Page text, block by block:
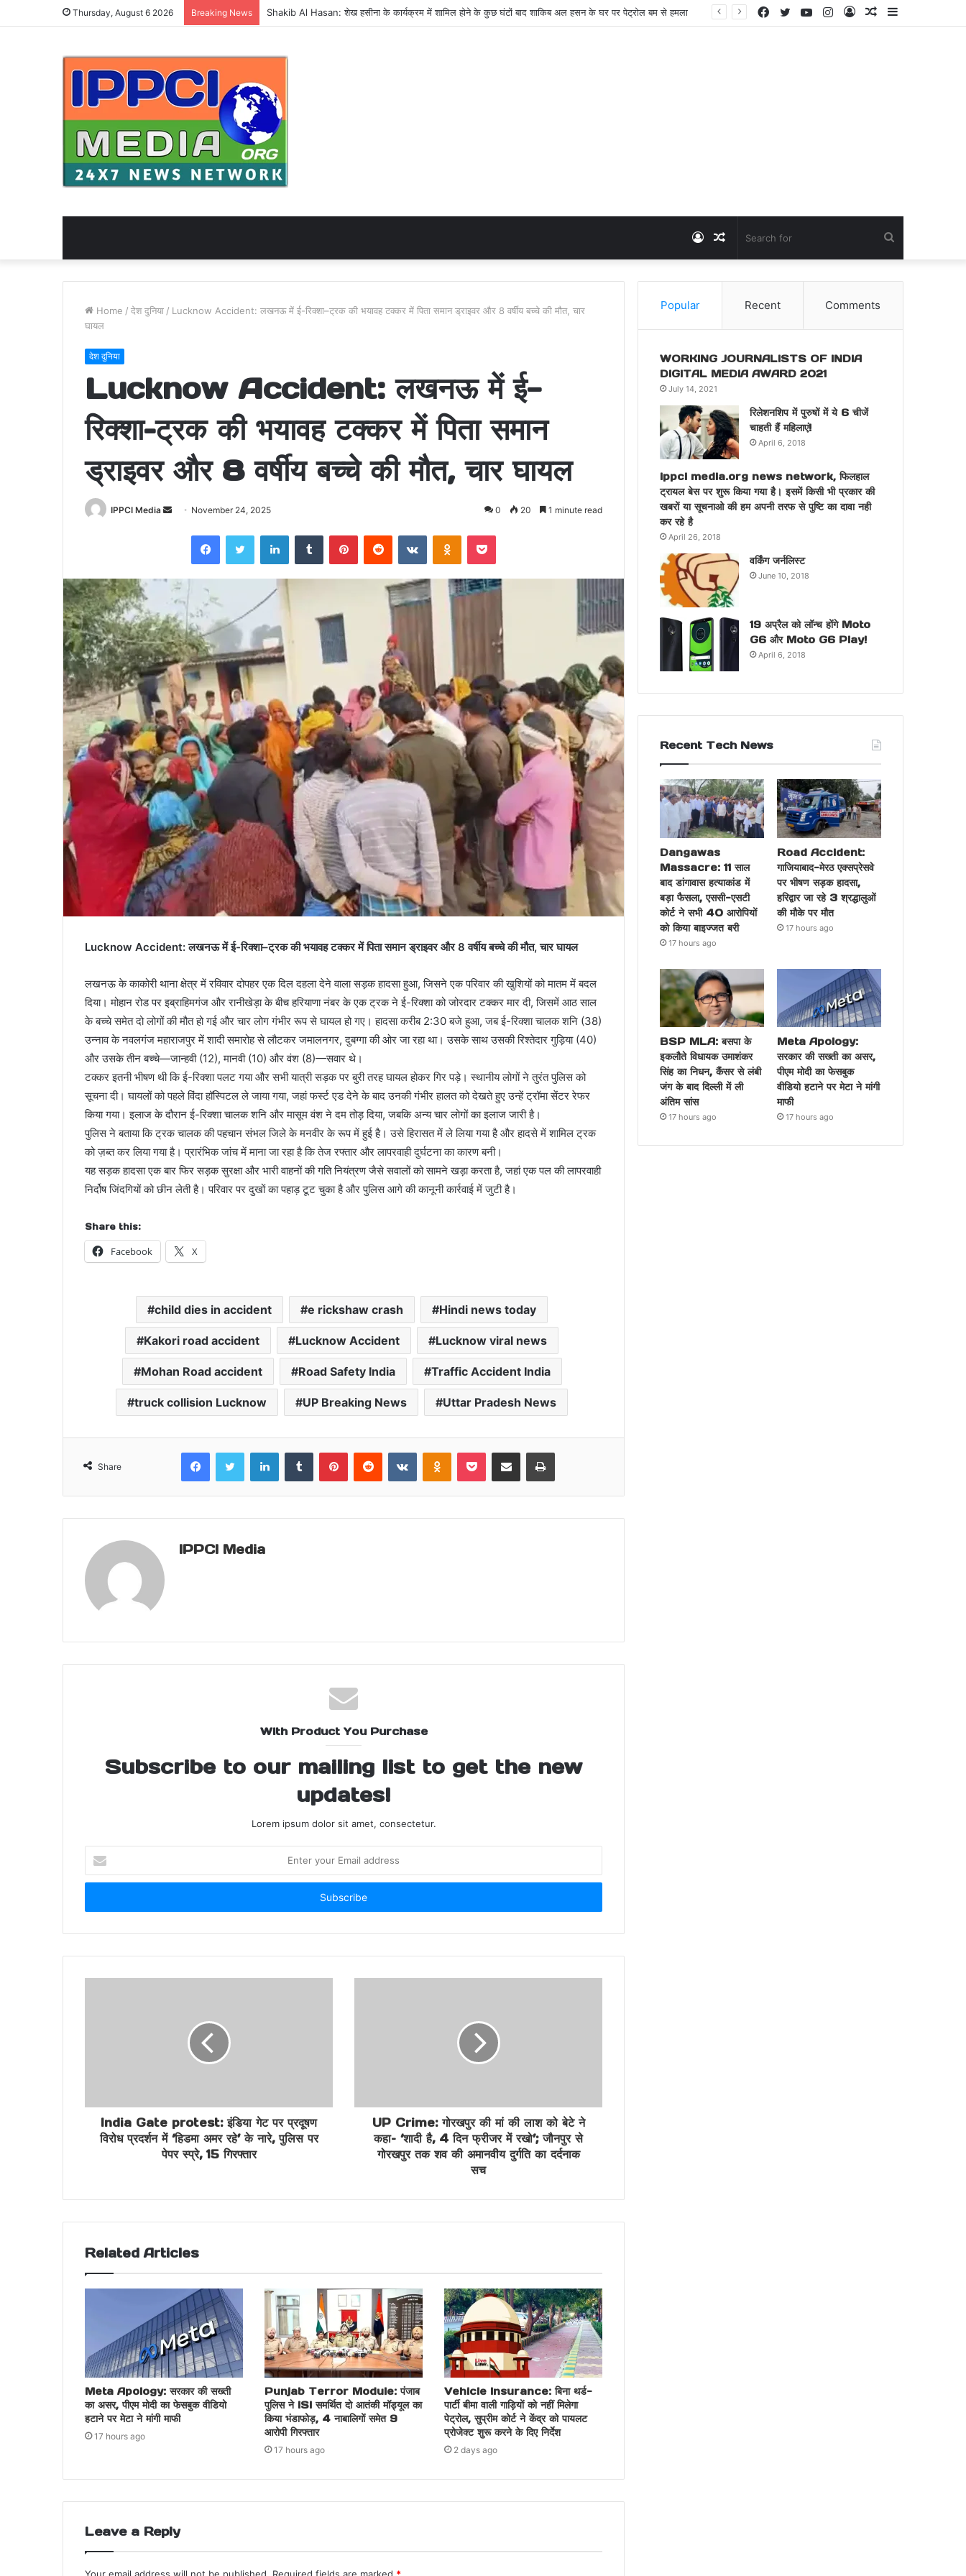
Thursday, August 6 2026 Breaking News Sidebar
Random
Log
Instagram
YouTube
Twitter
Facebook
for
Random
Article
Log
In
Home / देश दुनिया / Lucknow Accident: लखनऊ में ई-रिक्शा–ट्रक की भयावह टक्कर में पिता समान ड्राइवर और 8 वर्षीय बच्चे की मौत, चार
घायल
देश दुनिया
Lucknow Accident: लखनऊ में ई-
रिक्शा–ट्रक की भयावह टक्कर में पिता समान
ड्राइवर और 8 वर्षीय बच्चे की मौत, चार घायल
IPPCI Media
Send November 24, 2025 0 20 1 minute read
FacebookTwitter LinkedInTumblr PinterestReddit VKontakteOdnoklassniki
Pocket
Lucknow Accident: लखनऊ में ई-रिक्शा–ट्रक की भयावह टक्कर में पिता समान ड्राइवर और 8 वर्षीय बच्चे की मौत, चार घायल
लखनऊ के काकोरी थाना क्षेत्र में रविवार दोपहर एक दिल दहला देने वाला सड़क हादसा हुआ, जिसने एक परिवार की खुशियों को मातम में बदल
दिया। मोहान रोड पर इब्राहिमगंज और रानीखेड़ा के बीच हरियाणा नंबर के एक ट्रक ने ई-रिक्शा को जोरदार टक्कर मार दी, जिसमें आठ साल
के बच्चे समेत दो लोगों की मौत हो गई और चार लोग गंभीर रूप से घायल हो गए। हादसा करीब 2:30 बजे हुआ, जब ई-रिक्शा चालक शनि (38)
उन्नाव के नवलगंज महाराजपुर में शादी समारोह से लौटकर जमालनगर, दुबग्गा की ओर जा रहा था। उसके साथ उसकी रिश्तेदार गुड़िया (40)
और उसके तीन बच्चे—जान्हवी (12), मानवी (10) और वंश (8)—सवार थे।
टक्कर इतनी भीषण थी कि ई-रिक्शा पलट गया और सभी यात्री सड़क पर बुरी तरह घायल होकर गिर पड़े। स्थानीय लोगों ने तुरंत पुलिस को
सूचना दी। घायलों को पहले विंदा हॉस्पिटल ले जाया गया, जहां फर्स्ट एड देने के बाद उनकी गंभीर हालत को देखते हुए उन्हें ट्रॉमा सेंटर रेफर
किया गया। इलाज के दौरान ई-रिक्शा चालक शनि और मासूम वंश ने दम तोड़ दिया, जबकि अन्य चार लोगों का इलाज जारी है।
पुलिस ने बताया कि ट्रक चालक की पहचान संभल जिले के मनवीर के रूप में हुई है। उसे हिरासत में ले लिया गया है और हादसे में शामिल ट्रक
को ज़ब्त कर लिया गया है। प्रारंभिक जांच में माना जा रहा है कि तेज रफ्तार और लापरवाही दुर्घटना का कारण बनी।
यह सड़क हादसा एक बार फिर सड़क सुरक्षा और भारी वाहनों की गति नियंत्रण जैसे सवालों को सामने खड़ा करता है, जहां एक पल की लापरवाही
निर्दोष जिंदगियों को छीन लेती है। परिवार पर दुखों का पहाड़ टूट चुका है और पुलिस आगे की कानूनी कार्रवाई में जुटी है।
Share this:
Facebook X
child dies in accident e rickshaw crash Hindi news today
Kakori road accident Lucknow Accident Lucknow viral news
Mohan Road accident Road Safety India Traffic Accident India
truck collision Lucknow UP Breaking News Uttar Pradesh News
Share
FacebookTwitter LinkedInTumblr PinterestReddit VKontakteOdnoklassniki
Pocket Share via Email Print
IPPCI Media
With Product You Purchase
Subscribe to our mailing list to get the new
updates!
Lorem ipsum dolor sit amet, consectetur.
your
Email
India Gate protest: इंडिया गेट पर प्रदूषण
विरोध प्रदर्शन में ‘हिडमा अमर रहे’ के नारे, पुलिस पर
पेपर स्प्रे, 15 गिरफ्तार
UP Crime: गोरखपुर की मां की लाश को बेटे ने
कहा– ‘शादी है, 4 दिन फ्रीजर में रखो’; जौनपुर से
गोरखपुर तक शव की अमानवीय दुर्गति का दर्दनाक
सच
Related Articles
Meta Apology: सरकार की सख्ती
का असर, पीएम मोदी का फेसबुक वीडियो
हटाने पर मेटा ने मांगी माफी
17 hours ago
Punjab Terror Module: पंजाब
पुलिस ने ISI समर्थित दो आतंकी मॉड्यूल का
किया भंडाफोड़, 4 नाबालिगों समेत 9
आरोपी गिरफ्तार
17 hours ago
Vehicle Insurance: बिना थर्ड-
पार्टी बीमा वाली गाड़ियों को नहीं मिलेगा
पेट्रोल, सुप्रीम कोर्ट ने केंद्र को पायलट
प्रोजेक्ट शुरू करने के दिए निर्देश
2 days ago
Leave a Reply
Popular Recent Comments
WORKING JOURNALISTS OF INDIA
DIGITAL MEDIA AWARD 2021
July 14, 2021
रिलेशनशिप में पुरुषों में ये 6 चीजें
चाहती हैं महिलाएं!
April 6, 2018
ippci media.org news network, फिलहाल
ट्रायल बेस पर शुरू किया गया है। इसमें किसी भी प्रकार की
खबरों या सूचनाओ की हम अपनी तरफ से पुष्टि का दावा नही
कर रहे है
April 26, 2018
वर्किंग जर्नलिस्ट
June 10, 2018
19 अप्रैल को लॉन्च होंगे Moto
G6 और Moto G6 Play!
April 6, 2018
Recent Tech News
Dangawas
Massacre: 11 साल
बाद डांगावास हत्याकांड में
बड़ा फैसला, एससी-एसटी
कोर्ट ने सभी 40 आरोपियों
को किया बाइज्जत बरी
17 hours ago
Road Accident:
गाजियाबाद-मेरठ एक्सप्रेसवे
पर भीषण सड़क हादसा,
हरिद्वार जा रहे 3 श्रद्धालुओं
की मौके पर मौत
17 hours ago
BSP MLA: बसपा के
इकलौते विधायक उमाशंकर
सिंह का निधन, कैंसर से लंबी
जंग के बाद दिल्ली में ली
अंतिम सांस
17 hours ago
Meta Apology:
सरकार की सख्ती का असर,
पीएम मोदी का फेसबुक
वीडियो हटाने पर मेटा ने मांगी
माफी
17 hours ago